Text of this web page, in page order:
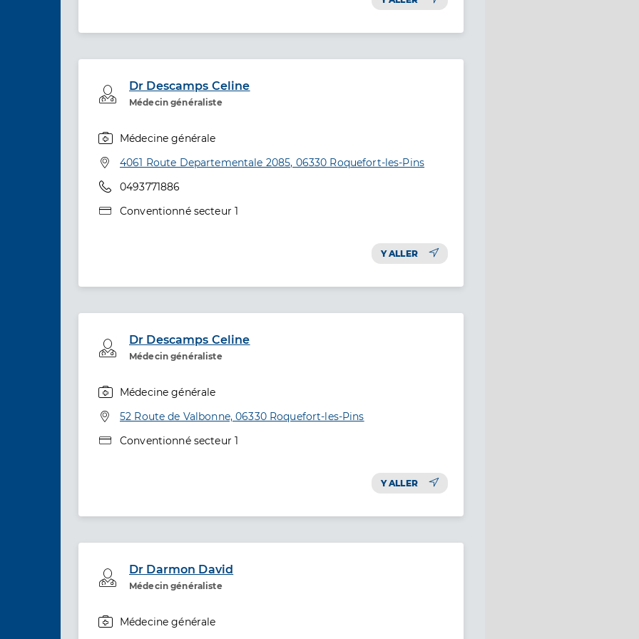
Dr Descamps Celine
Médecin généraliste
Professionel de santé
Médecine générale
Adresse
4061 Route Departementale 2085, 06330 Roquefort-les-Pins
Téléphone
0493771886
Type de convention
Conventionné secteur 1
Y ALLER
Dr Descamps Celine
Médecin généraliste
Professionel de santé
Médecine générale
Adresse
52 Route de Valbonne, 06330 Roquefort-les-Pins
Type de convention
Conventionné secteur 1
Y ALLER
Dr Darmon David
Médecin généraliste
Professionel de santé
Médecine générale